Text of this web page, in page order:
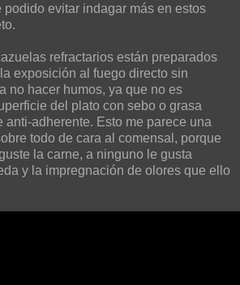
podido evitar indagar más en estos
refractarios están preparados
exposición al fuego directo sin
no hacer humos, ya que no es
del plato con sebo o grasa
anti-adherente. Esto me parece una
todo de cara al comensal, porque
la carne, a ninguno le gusta
y la impregnación de olores que ello